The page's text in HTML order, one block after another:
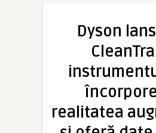
Dyson
realitatea